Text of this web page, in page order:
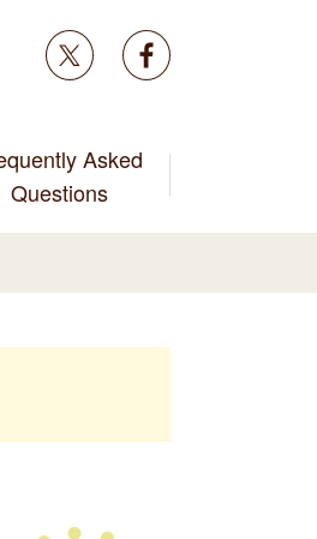
Asked
Questions
Twitter